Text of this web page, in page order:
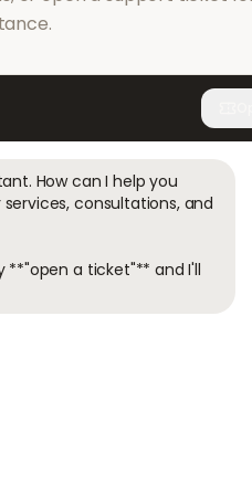
How can I help you
consultations, and
**"open a ticket"** and I'll